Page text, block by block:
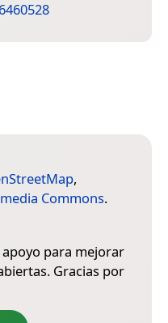
6460528
,
Commons.
para mejorar
Gracias por